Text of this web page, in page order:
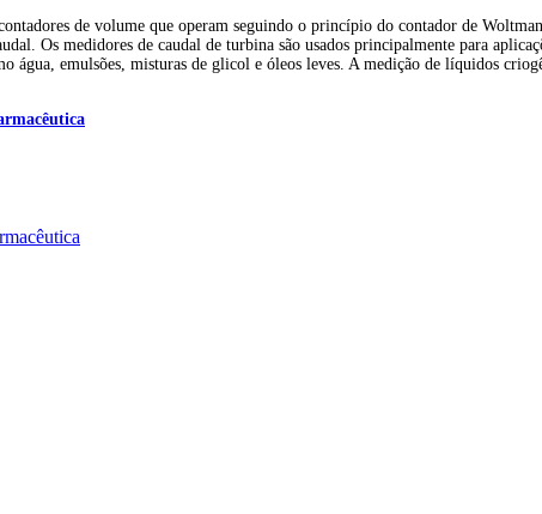
de volume que operam seguindo o princípio do contador de
Os medidores de caudal de turbina são usados principalmente para
água, emulsões, misturas de glicol e óleos leves. A medição de líquidos